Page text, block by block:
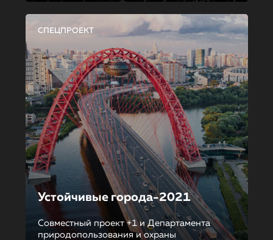
СПЕЦПРОЕКТ
Устойчивые города-2021
Совместный проект +1 и Департамента
природопользования и охраны